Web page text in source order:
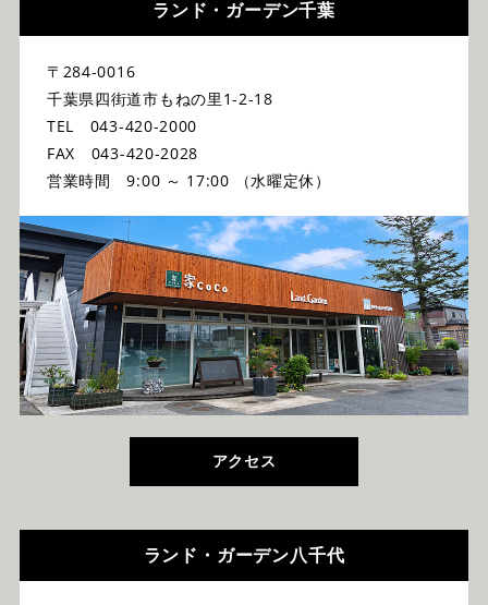
ランド・ガーデン千葉
〒284-0016
千葉県四街道市もねの里1-2-18
TEL 043-420-2000
FAX 043-420-2028
営業時間 9:00 ～ 17:00 （水曜定休）
アクセス
ランド・ガーデン八千代